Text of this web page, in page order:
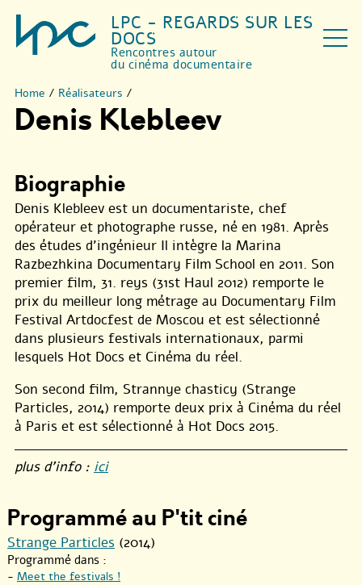
LPC - REGARDS SUR LES
DOCS
Rencontres autour
du cinéma documentaire
Home / Réalisateurs /
Denis Klebleev
Biographie
Denis Klebleev est un documentariste, chef
opérateur et photographe russe, né en 1981. Après
des études d’ingénieur Il intègre la Marina
Razbezhkina Documentary Film School en 2011. Son
premier film, 31. reys (31st Haul 2012) remporte le
prix du meilleur long métrage au Documentary Film
Festival Artdocfest de Moscou et est sélectionné
dans plusieurs festivals internationaux, parmi
lesquels Hot Docs et Cinéma du réel.
Son second film, Strannye chasticy (Strange
Particles, 2014) remporte deux prix à Cinéma du réel
à Paris et est sélectionné à Hot Docs 2015.
plus d’info : ici
Programmé au P'tit ciné
Strange Particles (2014)
Programmé dans :
- Meet the festivals !